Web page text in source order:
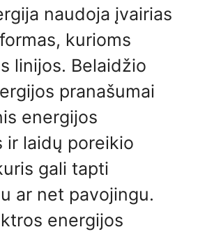
naudoja įvairias
kurioms
linijos. Belaidžio
pranašumai
energijos
ir laidų poreikio
gali tapti
ar net pavojingu.
energijos